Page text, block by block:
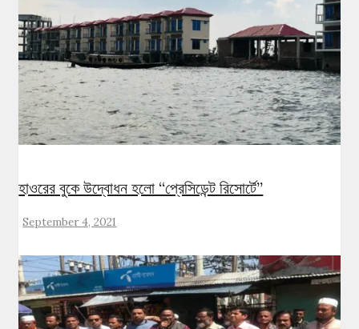
হাওরের বুকে উদ্বোধন হলো “প্রেসিডেন্ট রিসোর্টে”
September 4, 2021